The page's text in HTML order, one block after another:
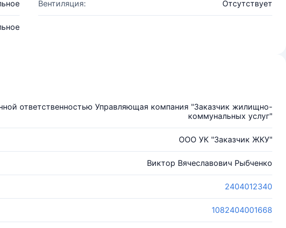
Вентиляция: Отсутствует
ответственностью Управляющая компания "Заказчик жилищно-
коммунальных услуг"
ООО УК "Заказчик ЖКУ"
Виктор Вячеславович Рыбченко
2404012340
1082404001668